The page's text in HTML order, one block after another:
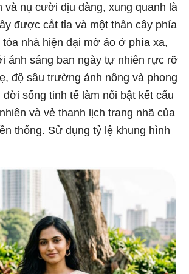
và nụ cười dịu dàng, xung quanh là
được cắt tỉa và một thân cây phía
nhà hiện đại mờ ảo ở phía xa,
ánh sáng ban ngày tự nhiên rực rỡ
độ sâu trường ảnh nông và phong
đời sống tinh tế làm nổi bật kết cấu
và vẻ thanh lịch trang nhã của
thống. Sử dụng tỷ lệ khung hình